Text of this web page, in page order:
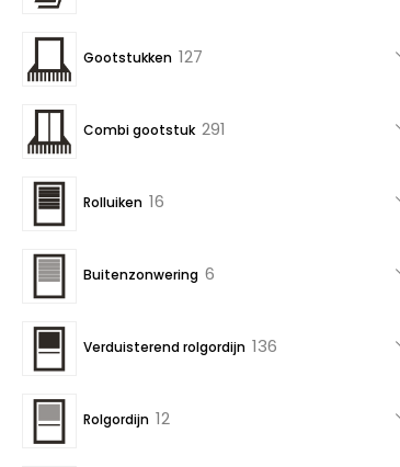
Gootstukken 127
Combi gootstuk 291
Rolluiken 16
Buitenzonwering 6
Verduisterend rolgordijn 136
Rolgordijn 12